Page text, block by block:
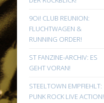
9Oi! CLUB REUNION:
FLUCHTWAGEN &
RUNNING ORDER!
ST FANZINE-ARCHIV: ES
GEHT VORAN!
STEELTOWN EMPFIEHLT:
PUNK ROCK LIVE ACTION!